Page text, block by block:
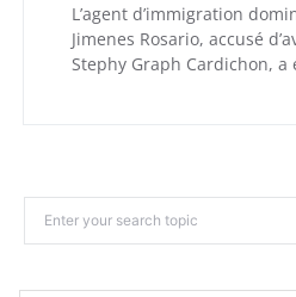
L’agent d’immigration
Jimenes Rosario, accusé
Stephy Graph Cardichon, a